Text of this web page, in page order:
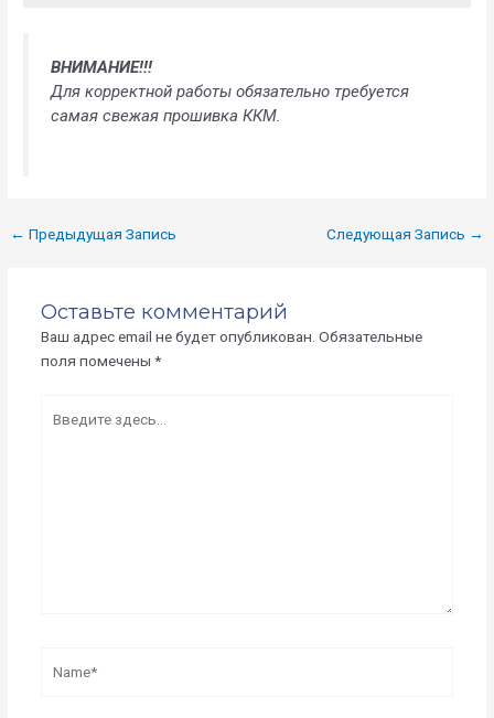
ВНИМАНИЕ!!!
Для корректной работы обязательно требуется
самая свежая прошивка ККМ.
← Предыдущая Запись Следующая Запись →
Оставьте комментарий
Ваш адрес email не будет опубликован. Обязательные
поля помечены *
здесь...